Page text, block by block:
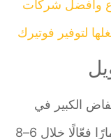
وأفضل شركات
فوتيرك
الكبير في
تكاليف التشغيل والصيانة يجعلها استثمارًا فعّالًا خلال 6–8